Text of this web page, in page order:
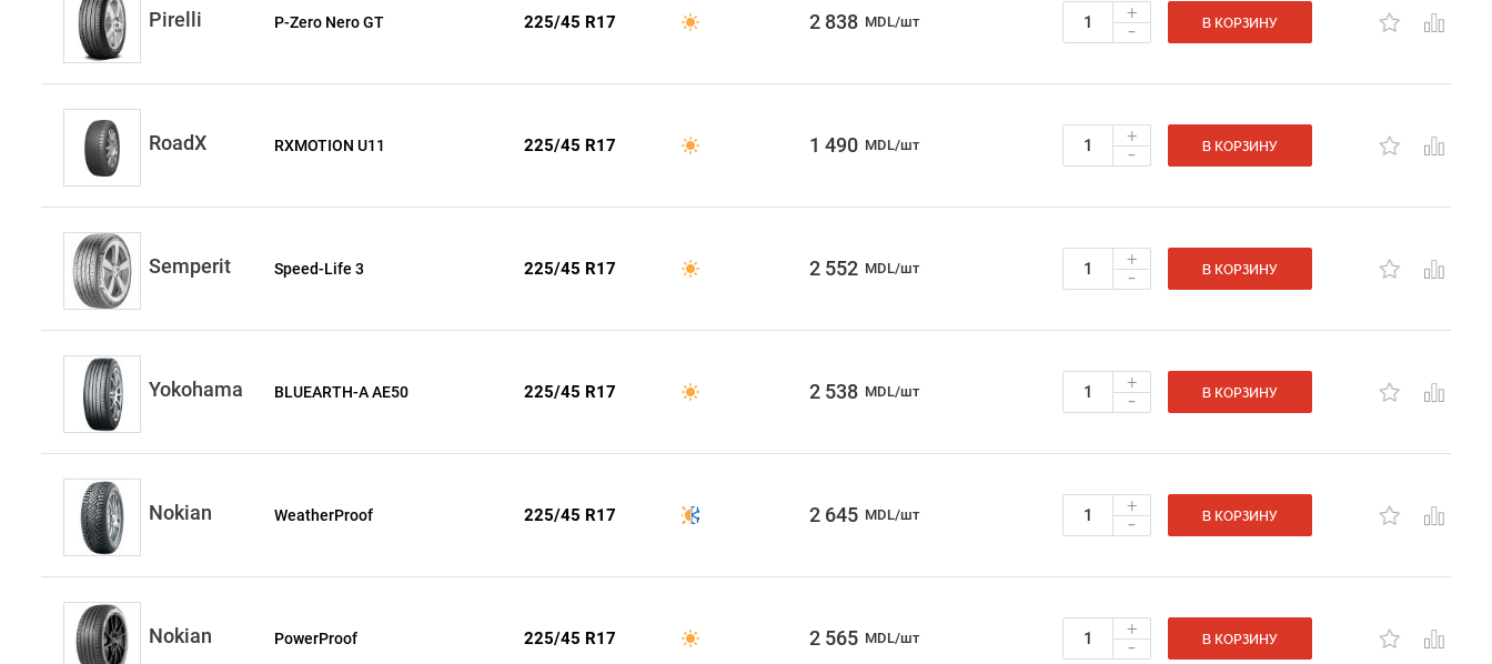
Pirelli P-Zero Nero GT 225/45 R17 2 838 MDL/шт +
- В КОРЗИНУ
RoadX RXMOTION U11 225/45 R17 1 490 MDL/шт +
- В КОРЗИНУ
Semperit Speed-Life 3 225/45 R17 2 552 MDL/шт +
- В КОРЗИНУ
Yokohama BLUEARTH-A AE50 225/45 R17 2 538 MDL/шт +
- В КОРЗИНУ
Nokian WeatherProof 225/45 R17 2 645 MDL/шт +
- В КОРЗИНУ
Nokian PowerProof 225/45 R17 2 565 MDL/шт +
- В КОРЗИНУ